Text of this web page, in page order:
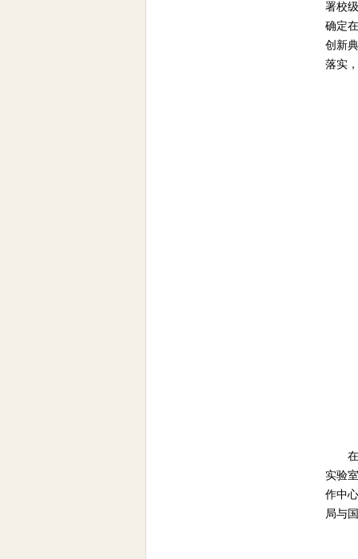
署校
确定
创新
落实
实验
作中
局与